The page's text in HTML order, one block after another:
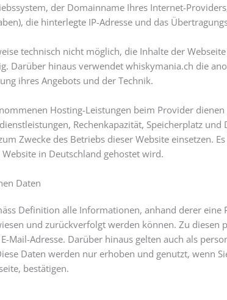
der Domainname Ihres Internet-
die hinterlegte IP-Adresse und das
technisch nicht möglich, die Inhalte der
Darüber hinaus verwendet whiskymania.ch die
ihres Angebots und der Technik.
Hosting-Leistungen beim Provider
Rechenkapazität, Speicherplatz
Zwecke des Betriebs dieser Website einsetzen. Es
in Deutschland gehostet wird.
Daten
Definition alle Informationen, anhand derer
und zurückverfolgt werden können. Zu diesen
Mail-Adresse. Darüber hinaus gelten auch als
Daten werden nur erhoben und genutzt, wenn
bestätigen.